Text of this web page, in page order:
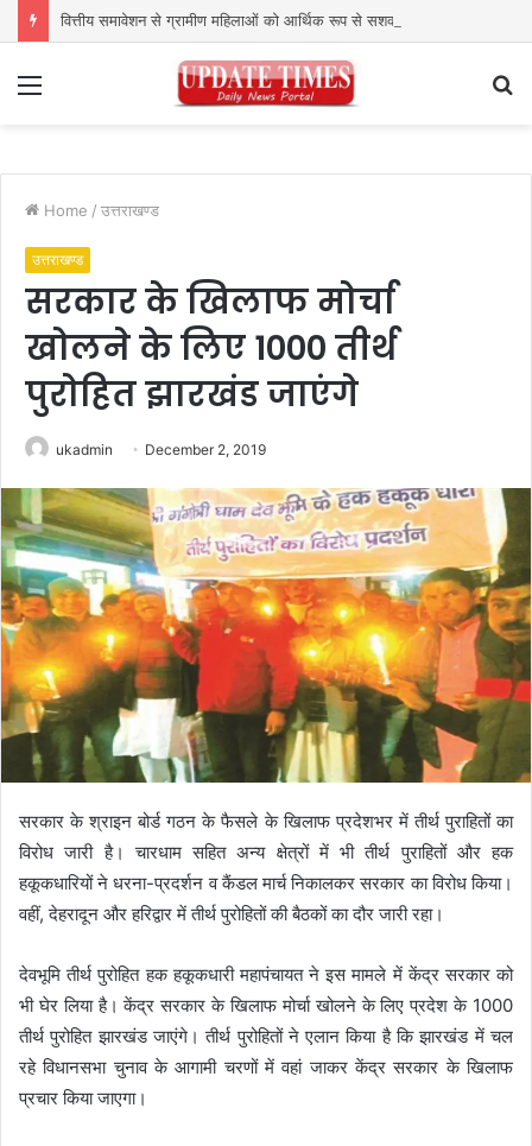
वित्तीय समावेशन से ग्रामीण महिलाओं को आर्थिक रूप से सशक्त बनाने पर जोर
Home / उत्तराखण्ड
उत्तराखण्ड
सरकार के खिलाफ मोर्चा
खोलने के लिए 1000 तीर्थ
पुरोहित झारखंड जाएंगे
ukadmin December 2, 2019
सरकार के श्राइन बोर्ड गठन के फैसले के खिलाफ प्रदेशभर में तीर्थ पुराहितों का
विरोध जारी है। चारधाम सहित अन्य क्षेत्रों में भी तीर्थ पुराहितों और हक
हकूकधारियों ने धरना-प्रदर्शन व कैंडल मार्च निकालकर सरकार का विरोध किया।
वहीं, देहरादून और हरिद्वार में तीर्थ पुरोहितों की बैठकों का दौर जारी रहा।
देवभूमि तीर्थ पुरोहित हक हकूकधारी महापंचायत ने इस मामले में केंद्र सरकार को
भी घेर लिया है। केंद्र सरकार के खिलाफ मोर्चा खोलने के लिए प्रदेश के 1000
तीर्थ पुरोहित झारखंड जाएंगे। तीर्थ पुरोहितों ने एलान किया है कि झारखंड में चल
रहे विधानसभा चुनाव के आगामी चरणों में वहां जाकर केंद्र सरकार के खिलाफ
प्रचार किया जाएगा।